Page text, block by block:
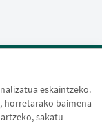
eskaintzeko.
horretarako baimena
sakatu